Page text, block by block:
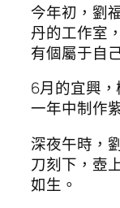
今年初，劉
丹的工作室
有個屬于自
6月的宜興
一年中制作
深夜午時，
刀刻下，壺
如生。